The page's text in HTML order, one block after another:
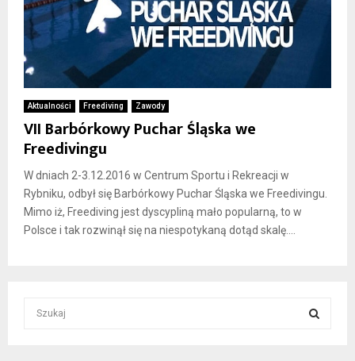
Aktualności Freediving Zawody
VII Barbórkowy Puchar Śląska we
Freedivingu
W dniach 2-3.12.2016 w Centrum Sportu i Rekreacji w
Rybniku, odbył się Barbórkowy Puchar Śląska we Freedivingu.
Mimo iż, Freediving jest dyscypliną mało popularną, to w
Polsce i tak rozwinął się na niespotykaną dotąd skalę....